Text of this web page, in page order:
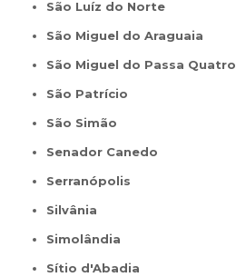
São Luíz do Norte
São Miguel do Araguaia
São Miguel do Passa Quatro
São Patrício
São Simão
Senador Canedo
Serranópolis
Silvânia
Simolândia
Sítio d'Abadia